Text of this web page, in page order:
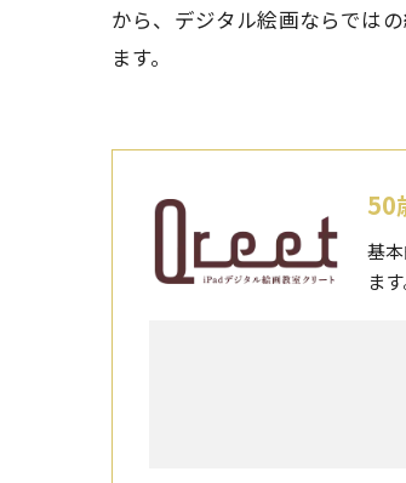
から、デジタル絵画ならでは
ます。
50
基
ま